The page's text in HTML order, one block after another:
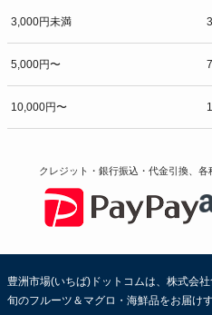
3,000円未満
5,000円〜
10,000円〜
クレジット・銀行振込・代金引換、各
豊洲市場(いちば)ドットコムは、株式会
旬のフルーツ＆マグロ・海鮮品をお届け